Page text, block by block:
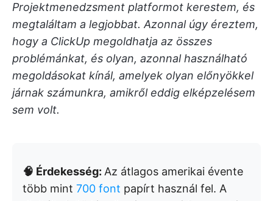
Projektmenedzsment platformot kerestem, és
megtaláltam a legjobbat. Azonnal úgy éreztem,
hogy a ClickUp megoldhatja az összes
problémánkat, és olyan, azonnal használható
megoldásokat kínál, amelyek olyan előnyökkel
járnak számunkra, amikről eddig elképzelésem
sem volt.
🧠 Érdekesség: Az átlagos amerikai évente
több mint 700 font papírt használ fel. A